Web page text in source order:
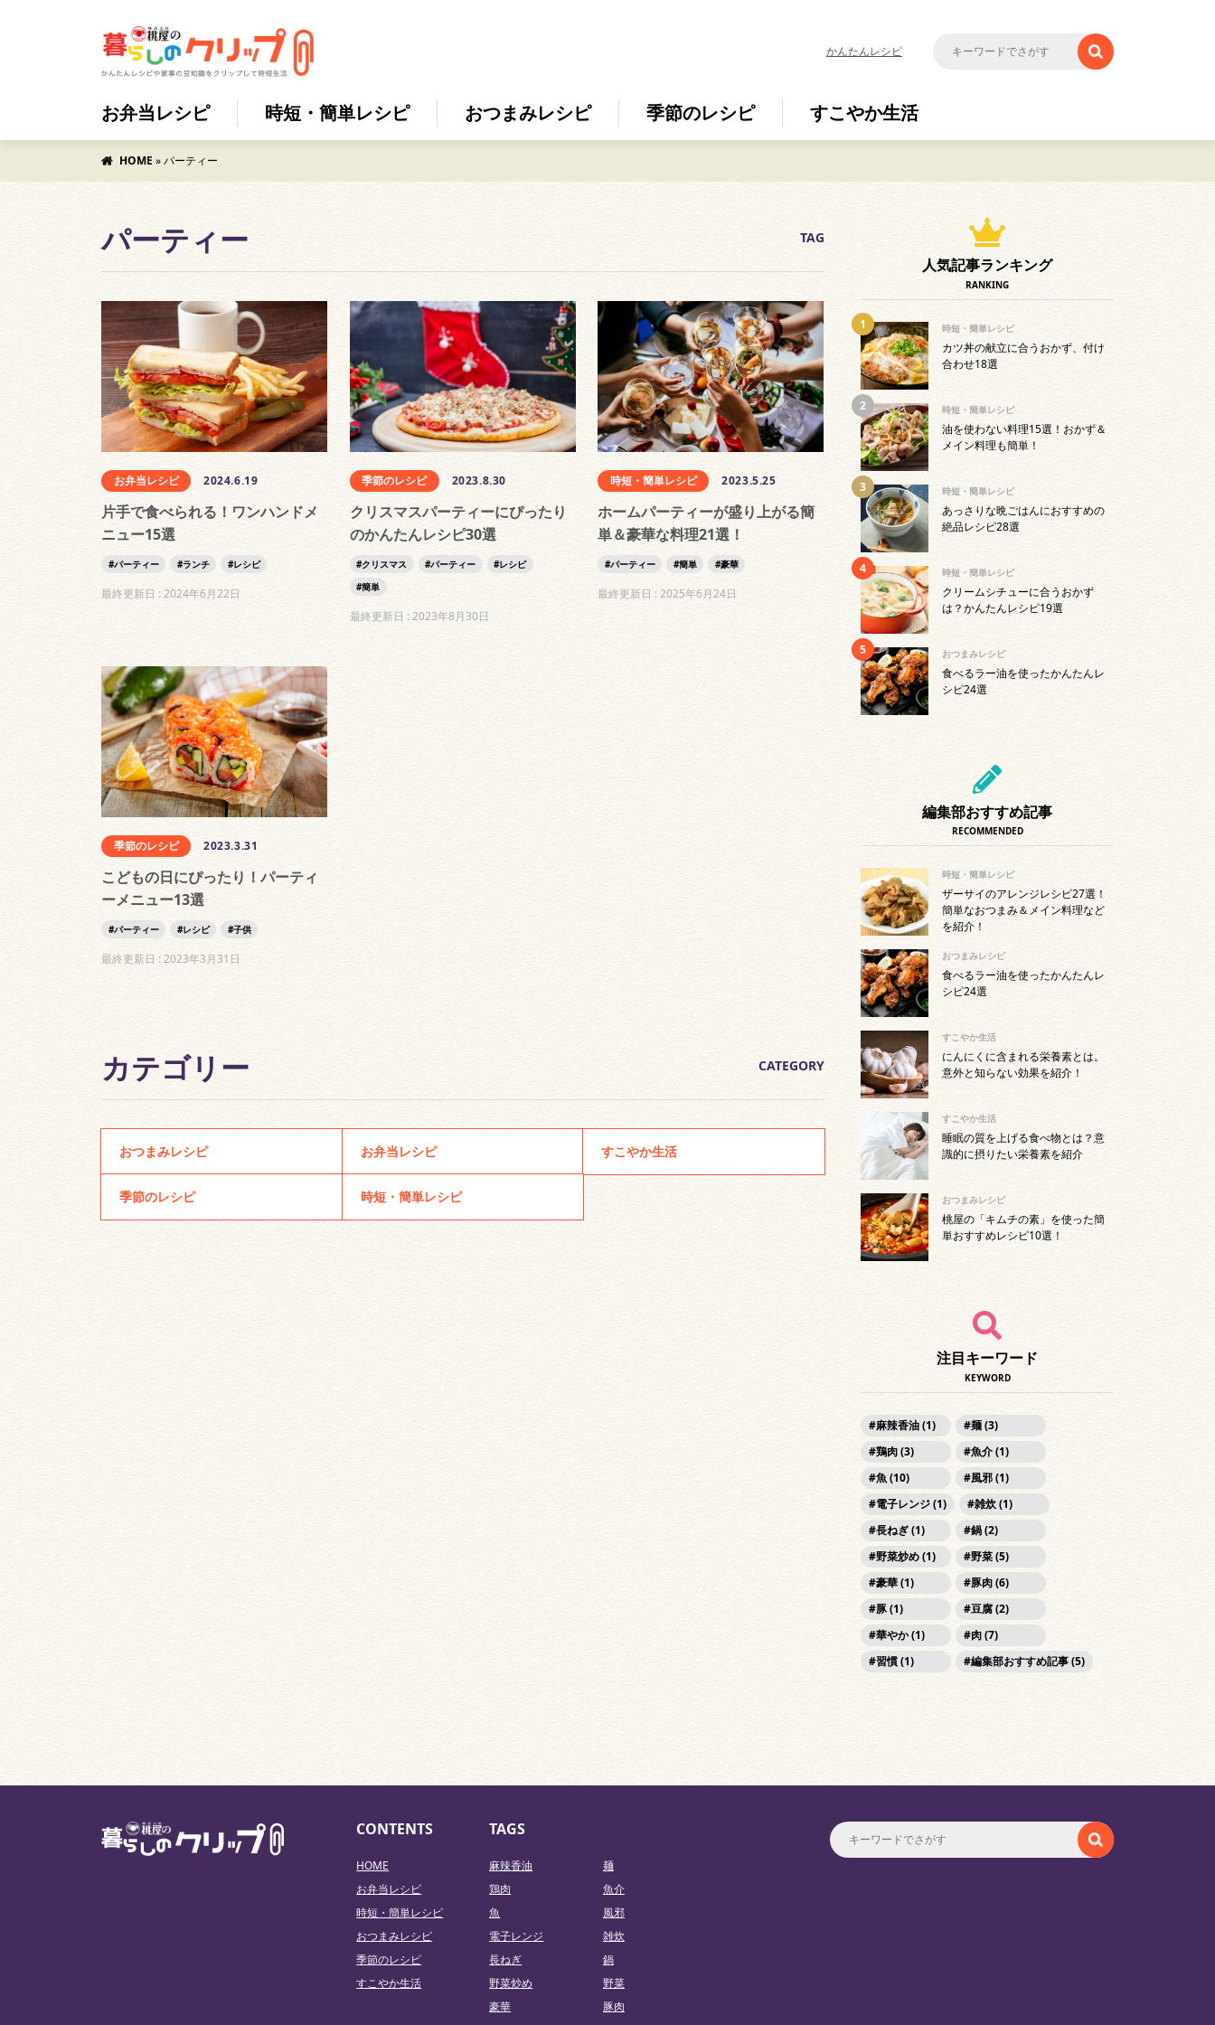
かんたんレシピ
お弁当レシピ 時短・簡単レシピ おつまみレシピ 季節のレシピ すこやか生活
HOME »パーティー
パーティー TAG
お弁当レシピ 2024.6.19
片手で食べられる！ワンハンドメ
ニュー15選
パーティー ランチ レシピ
最終更新日 : 2024年6月22日
季節のレシピ 2023.8.30
クリスマスパーティーにぴったり
のかんたんレシピ30選
クリスマス パーティー
レシピ
簡単
最終更新日 : 2023年8月30日
時短・簡単レシピ 2023.5.25
ホームパーティーが盛り上がる簡
単＆豪華な料理21選！
パーティー 簡単 豪華
最終更新日 :2025年6月24日
季節のレシピ 2023.3.31
こどもの日にぴったり！パーティ
ーメニュー13選
パーティー レシピ 子供
最終更新日 : 2023年3月31日
カテゴリー CATEGORY
おつまみレシピ お弁当レシピ すこやか生活
季節のレシピ 時短・簡単レシピ
人気記事ランキング
RANKING
時短・簡単レシピ
カツ丼の献立に合うおかず、付け
合わせ18選
時短・簡単レシピ
油を使わない料理15選！おかず＆
メイン料理も簡単！
時短・簡単レシピ
あっさりな晩ごはんにおすすめの
絶品レシピ28選
時短・簡単レシピ
クリームシチューに合うおかず
は？かんたんレシピ19選
おつまみレシピ
食べるラー油を使ったかんたんレ
シピ24選
編集部おすすめ記事
RECOMMENDED
時短・簡単レシピ
ザーサイのアレンジレシピ27選！
簡単なおつまみ＆メイン料理など
を紹介！
おつまみレシピ
食べるラー油を使ったかんたんレ
シピ24選
すこやか生活
にんにくに含まれる栄養素とは。
意外と知らない効果を紹介！
すこやか生活
睡眠の質を上げる食べ物とは？意
識的に摂りたい栄養素を紹介
おつまみレシピ
桃屋の「キムチの素」を使った簡
単おすすめレシピ10選！
注目キーワード
KEYWORD
麻辣香油 (1)
麺 (3)
鶏肉 (3)
魚介 (1)
魚 (10)
風邪 (1)
電子レンジ (1)
雑炊 (1)
長ねぎ (1)
鍋 (2)
野菜炒め (1)
野菜 (5)
豪華 (1)
豚肉 (6)
豚 (1)
豆腐 (2)
華やか (1)
肉 (7)
習慣 (1)
編集部おすすめ記事 (5)
CONTENTS
HOME
お弁当レシピ
時短・簡単レシピ
おつまみレシピ
季節のレシピ
すこやか生活
TAGS
麻辣香油
麺
鶏肉
魚介
魚
風邪
電子レンジ
雑炊
長ねぎ
鍋
野菜炒め
野菜
豪華
豚肉